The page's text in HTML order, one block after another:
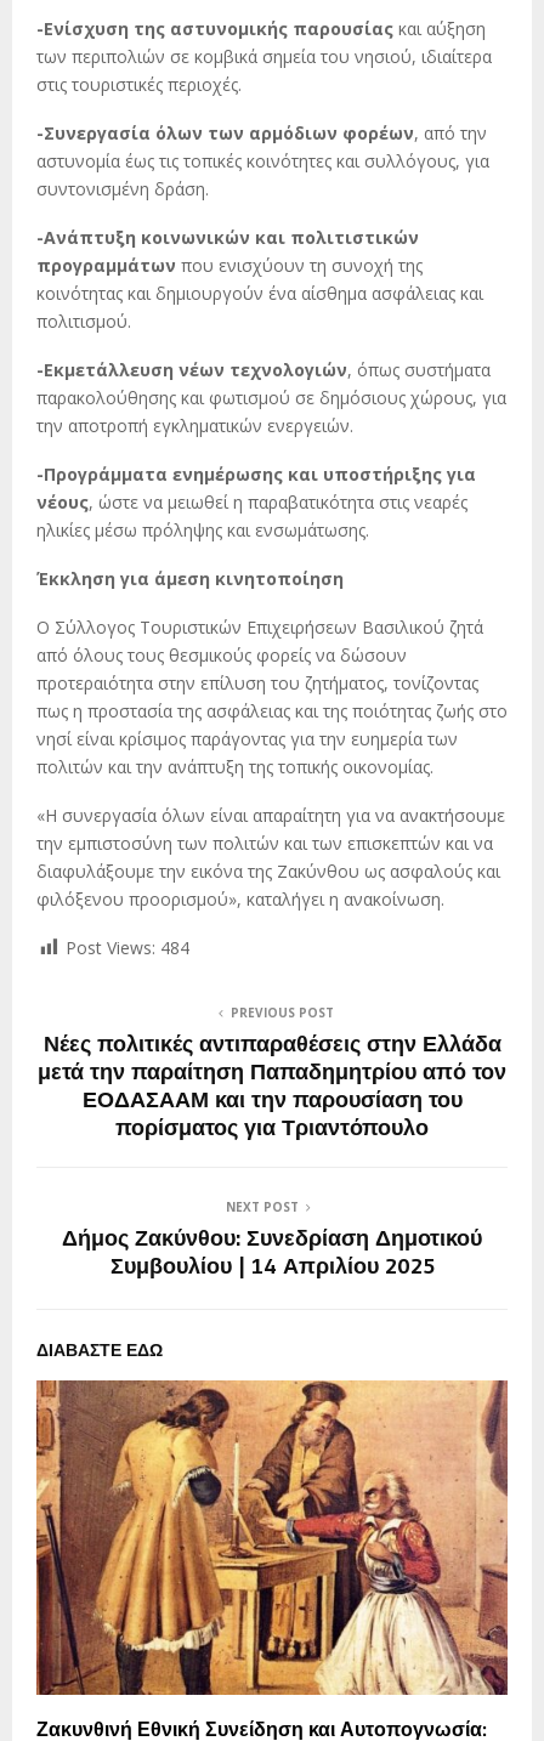
-Ενίσχυση της αστυνομικής παρουσίας και αύξηση
των περιπολιών σε κομβικά σημεία του νησιού, ιδιαίτερα
στις τουριστικές περιοχές.
-Συνεργασία όλων των αρμόδιων φορέων, από την
αστυνομία έως τις τοπικές κοινότητες και συλλόγους, για
συντονισμένη δράση.
-Ανάπτυξη κοινωνικών και πολιτιστικών
προγραμμάτων που ενισχύουν τη συνοχή της
κοινότητας και δημιουργούν ένα αίσθημα ασφάλειας και
πολιτισμού.
-Εκμετάλλευση νέων τεχνολογιών, όπως συστήματα
παρακολούθησης και φωτισμού σε δημόσιους χώρους, για
την αποτροπή εγκληματικών ενεργειών.
-Προγράμματα ενημέρωσης και υποστήριξης για
νέους, ώστε να μειωθεί η παραβατικότητα στις νεαρές
ηλικίες μέσω πρόληψης και ενσωμάτωσης.
Έκκληση για άμεση κινητοποίηση
Ο Σύλλογος Τουριστικών Επιχειρήσεων Βασιλικού ζητά
από όλους τους θεσμικούς φορείς να δώσουν
προτεραιότητα στην επίλυση του ζητήματος, τονίζοντας
πως η προστασία της ασφάλειας και της ποιότητας ζωής στο
νησί είναι κρίσιμος παράγοντας για την ευημερία των
πολιτών και την ανάπτυξη της τοπικής οικονομίας.
«Η συνεργασία όλων είναι απαραίτητη για να ανακτήσουμε
την εμπιστοσύνη των πολιτών και των επισκεπτών και να
διαφυλάξουμε την εικόνα της Ζακύνθου ως ασφαλούς και
φιλόξενου προορισμού», καταλήγει η ανακοίνωση.
Post Views: 484
PREVIOUS POST
Νέες πολιτικές αντιπαραθέσεις στην Ελλάδα
μετά την παραίτηση Παπαδημητρίου από τον
ΕΟΔΑΣΑΑΜ και την παρουσίαση του
πορίσματος για Τριαντόπουλο
NEXT POST
Δήμος Ζακύνθου: Συνεδρίαση Δημοτικού
Συμβουλίου | 14 Απριλίου 2025
ΔΙΑΒΑΣΤΕ ΕΔΩ
Ζακυνθινή Εθνική Συνείδηση και Αυτοπογνωσία: